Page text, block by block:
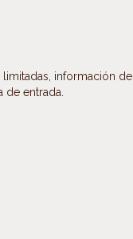
información de
entrada.